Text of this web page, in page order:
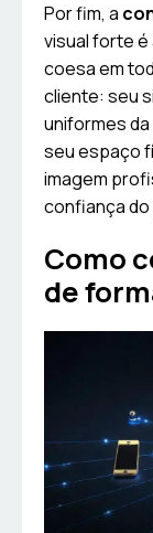
Por fim, a
visual forte é
coesa em
cliente: seu
uniformes
seu espaço
imagem
confiança do
Como
de